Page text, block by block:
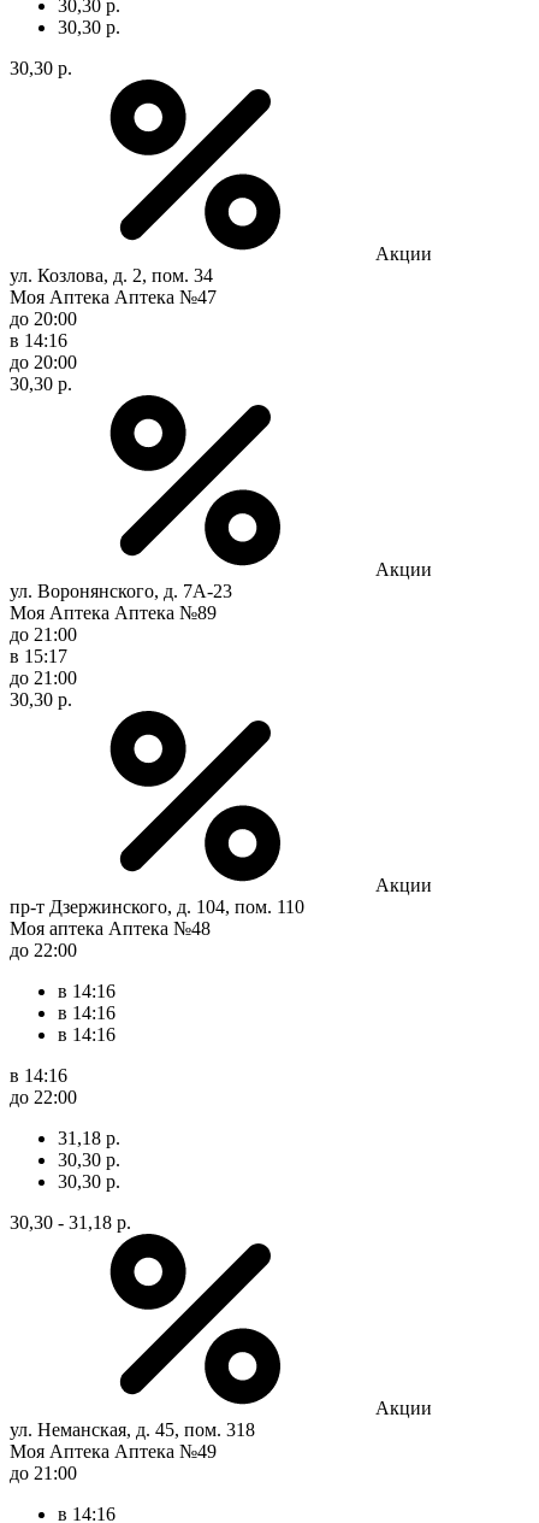
30,30 р.
30,30 р.
30,30 р.
Акции
ул. Козлова, д. 2, пом. 34
Моя Аптека Аптека №47
до 20:00
в 14:16
до 20:00
30,30 р.
Акции
ул. Воронянского, д. 7А-23
Моя Аптека Аптека №89
до 21:00
в 15:17
до 21:00
30,30 р.
Акции
пр-т Дзержинского, д. 104, пом. 110
Моя аптека Аптека №48
до 22:00
в 14:16
в 14:16
в 14:16
в 14:16
до 22:00
31,18 р.
30,30 р.
30,30 р.
30,30 - 31,18 р.
Акции
ул. Неманская, д. 45, пом. 318
Моя Аптека Аптека №49
до 21:00
в 14:16